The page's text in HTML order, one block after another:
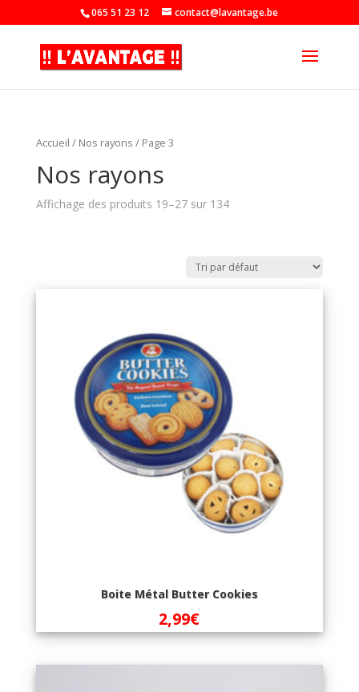
065 51 23 12 contact@lavantage.be
Accueil / Nos rayons / Page 3
Nos rayons
Affichage des produits 19–27 sur 134
Boite Métal Butter Cookies
2,99€